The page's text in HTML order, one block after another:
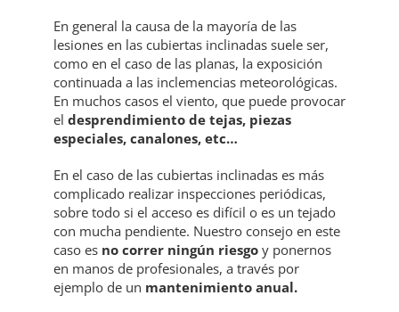
En general la causa de la mayoría de las
lesiones en las cubiertas inclinadas suele ser,
como en el caso de las planas, la exposición
continuada a las inclemencias meteorológicas.
En muchos casos el viento, que puede provocar
el desprendimiento de tejas, piezas
especiales, canalones, etc…
En el caso de las cubiertas inclinadas es más
complicado realizar inspecciones periódicas,
sobre todo si el acceso es difícil o es un tejado
con mucha pendiente. Nuestro consejo en este
caso es no correr ningún riesgoy ponernos
en manos de profesionales, a través por
ejemplo de un mantenimiento anual.